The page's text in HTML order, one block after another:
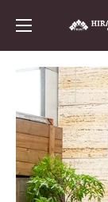
テ
ナ
セ
リ
ー